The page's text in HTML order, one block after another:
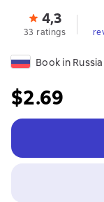
4,3
33 ratings
Book in
$2.69